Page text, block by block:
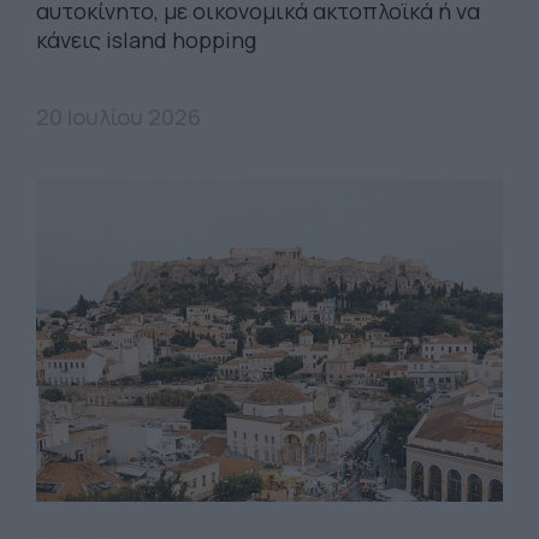
αυτοκίνητο, με οικονομικά ακτοπλοϊκά ή να
κάνεις island hopping